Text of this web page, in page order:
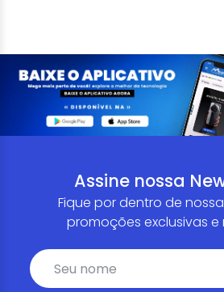
Assine nossa
Fique por dentro de
promoções exclusivas e